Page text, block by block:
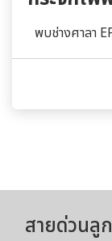
พบช่างศาลา
สายด่วนลู